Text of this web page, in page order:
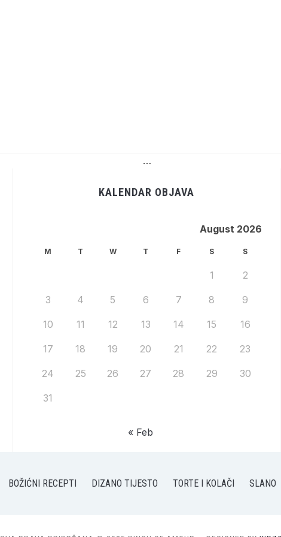
…
KALENDAR OBJAVA
August 2026
M T W T F S S
1 2
3 4 5 6 7 8 9
10 11 12 13 14 15 16
17 18 19 20 21 22 23
24 25 26 27 28 29 30
31
« Feb
BOŽIĆNI RECEPTI DIZANO TIJESTO TORTE I KOLAČI SLANO